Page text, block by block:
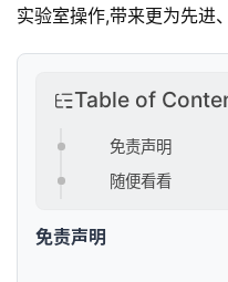
实验室操作,带来更为先进
Table of
免责声明
随便看看
免责声明